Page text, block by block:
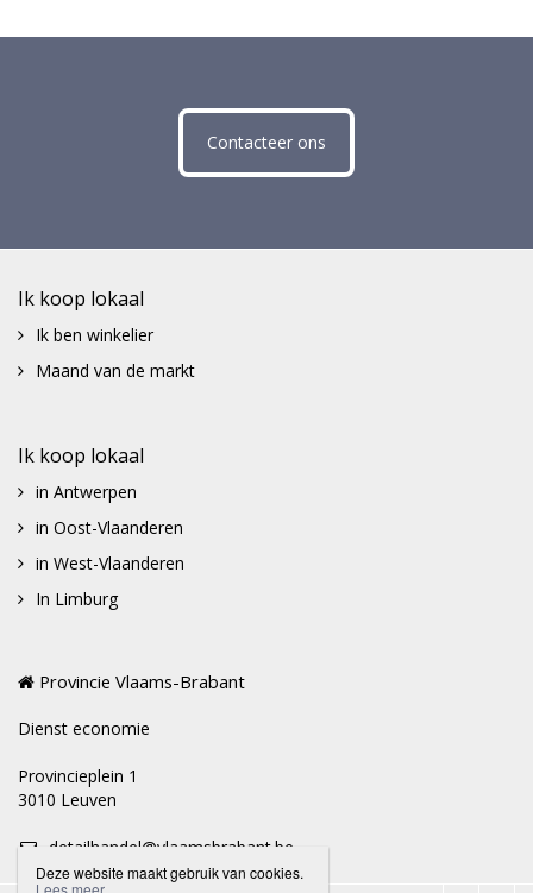
Contacteer ons
Ik koop lokaal
Ik ben winkelier
Maand van de markt
Ik koop lokaal
in Antwerpen
in Oost-Vlaanderen
in West-Vlaanderen
In Limburg
Provincie Vlaams-Brabant
Dienst economie
Provincieplein 1
3010 Leuven
detailhandel@vlaamsbrabant.be
Deze website maakt gebruik van cookies.
Lees meer